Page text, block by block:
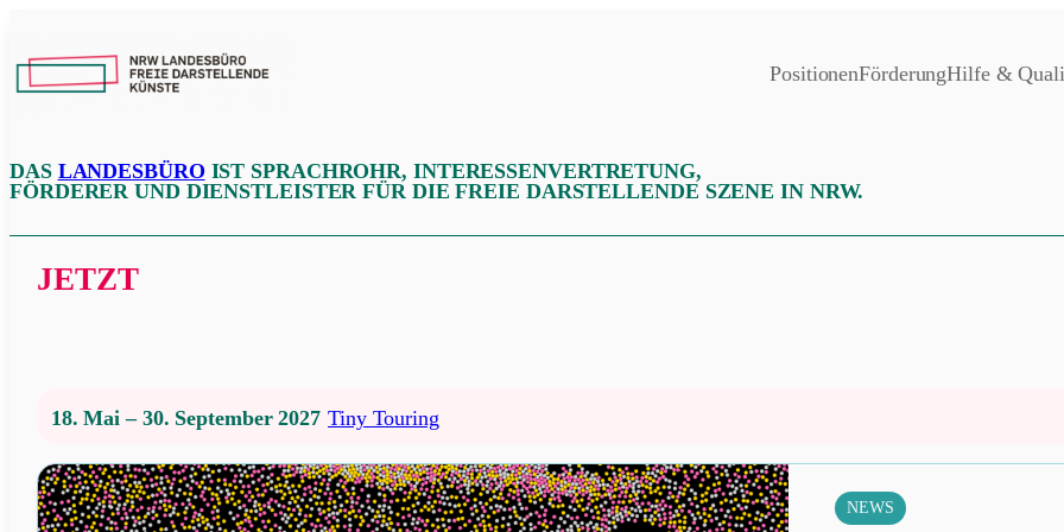
Inhalt
springen
NRW
PositionenFörderungHilfe &
DAS LANDESBÜRO IST SPRACHROHR, INTERESSENVERTRETUNG,
FÖRDERER UND DIENSTLEISTER FÜR DIE FREIE DARSTELLENDE SZENE IN NRW.
JETZT
18. Mai – 30. September 2027 Tiny Touring
NEWS